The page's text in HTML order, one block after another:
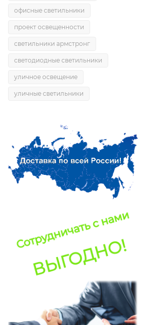
офисные светильники
проект освещенности
светильники армстронг
светодиодные светильники
уличное освещение
уличные светильники